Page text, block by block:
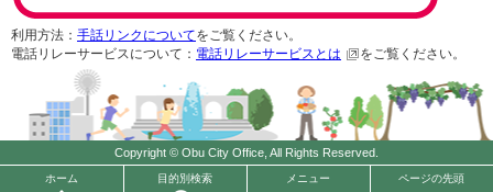
ホーム 目的別検索 メニュー ページの先頭
利用方法： 手話リンクについてをご覧ください。
電話リレーサービスについて： 電話リレーサービスとは をご覧ください。
Copyright © Obu City Office, All Rights Reserved.